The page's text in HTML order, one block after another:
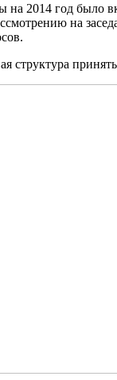
2014 год было
на
структура